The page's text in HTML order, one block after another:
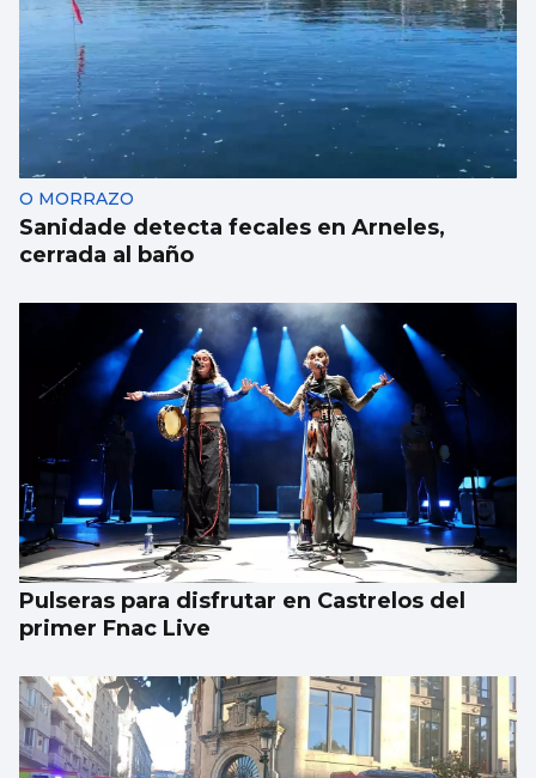
Trump tacha de hipócrita a Irán por negar
negociaciones
O MORRAZO
Sanidade detecta fecales en Arneles,
cerrada al baño
Pulseras para disfrutar en Castrelos del
primer Fnac Live